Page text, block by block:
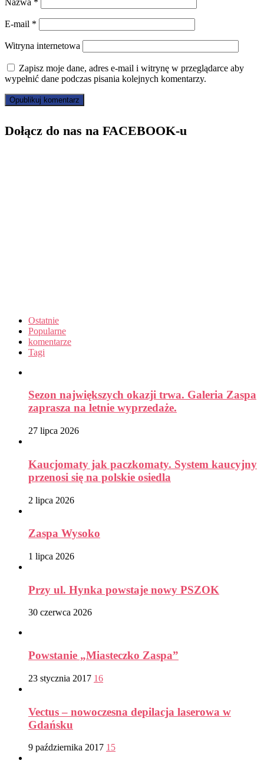
Nazwa *
E-mail *
Witryna internetowa
Zapisz moje dane, adres e-mail i witrynę w przeglądarce aby
wypełnić dane podczas pisania kolejnych komentarzy.
Dołącz do nas na FACEBOOK-u
Ostatnie
Popularne
komentarze
Tagi
Sezon największych okazji trwa. Galeria Zaspa
zaprasza na letnie wyprzedaże.
27 lipca 2026
Kaucjomaty jak paczkomaty. System kaucyjny
przenosi się na polskie osiedla
2 lipca 2026
Zaspa Wysoko
1 lipca 2026
Przy ul. Hynka powstaje nowy PSZOK
30 czerwca 2026
Powstanie „Miasteczko Zaspa”
23 stycznia 2017 16
Vectus – nowoczesna depilacja laserowa w
Gdańsku
9 października 2017 15